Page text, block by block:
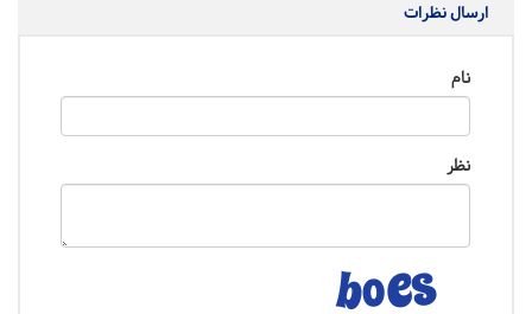
ارسال نظرات
نام
نظر